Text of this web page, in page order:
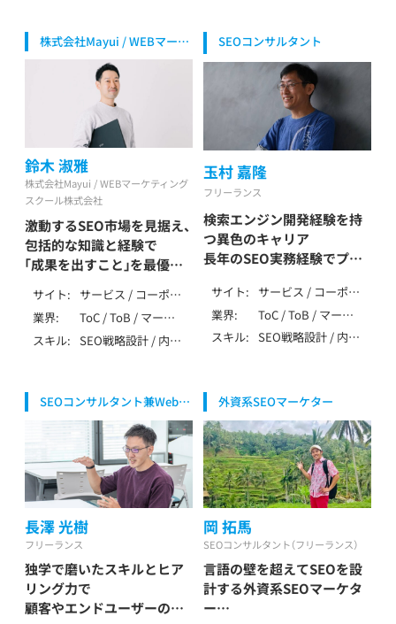
等） / 生活全般（不用
品・アパレル・家事） /
健康食品・ウォータ
ーサーバー / レンタ
ル / ブライダル（婚
活・式場・フォト） /
エンディング（葬儀・
墓・永代供養） / 医
療・健康・病院・クリ
ニック / 美容・脱毛・
サロン / ジム・フィ
ットネス / 金融・保
険・投資 / 不動産・住
宅・工務店 / 教育・学
習・スクール / 旅行・
観光・ホテル / エン
タメ・メディア / 求
人・転職・人材 / 士業
（弁護士・税理士・行
SaaS・ソフトウェ
ア・クラウド
ーカルSEO / DB・大
規模SEO / ペナルテ
ィ解除 / YMYL対応 /
特殊サイト対応 / デ
ータ分析（GA4・
Search Console） /
SEO内製化支援 / AI
活用 / LLMO / MEO
/ 広告 / SNS / アフ
ィリエイト / ベンチ
支援 / 上場企業支援
/ SEO歴7～9年 / そ
の他（特殊業務）
示板 / SPA/SSR/SSG
/ その他（特殊な仕
等） / 生活全般（不用
品・アパレル・家事） /
健康食品・ウォータ
ーサーバー / 飲食・
フード・レストラン /
介護・福祉 / 医療・健
康・病院・クリニック
金融・保険・投資 / 不
動産・住宅・工務店 /
エンタメ・メディア /
求人・転職・人材 / 士
業（弁護士・税理士・
行政書士・社労士等）
ア・クラウド
DB・大規模SEO / ペ
ナルティ解除 /
YMYL対応 / 特殊サ
イト対応 / データ分
析（GA4・Search
Console） / BIツール
/ SEO内製化支援 /
AI活用 / ベンチャー
支援 / 大手企業支援
/ 上場企業支援 /
SEO歴10年以上
株式会社Mayui / WEBマーケ
ティングスクール株式会社 代
表取締役社長
鈴木 淑雅
株式会社Mayui / WEBマーケティング
スクール株式会社
激動するSEO市場を見据え、
包括的な知識と経験で
「成果を出すこと」を最優先
鈴木 淑雅 / Suzuki
Yoshimasa
サイト
サービス / コーポレ
ート / ローカル / メ
ディア / アフィリエ
イト / EC / ポータ
業界
ToC / ToB / マーケ
ティング・IT・テクノ
ロジー / 生活全般
医療・健康・病院・ク
リニック / 美容・脱
毛・サロン / 金融・保
険・投資 / 不動産・住
宅・工務店 / 教育・学
習・スクール / 旅行・
観光・ホテル / エン
タメ・メディア / 求
人・転職・人材 / 士業
（弁護士・税理士・行
政書士・社労士等）
スキル
SEO戦略設計 / 内部
ーカルSEO / DB・大
規模SEO / ペナルテ
ィ解除 / YMYL対応 /
データ分析（GA4・
Search Console） /
AI活用 / LLMO /
MEO / 広告 / アフィ
リエイト / 大手企業
支援 / 上場企業支援
SEOコンサルタント
玉村 嘉隆
フリーランス
検索エンジン開発経験を持
つ異色のキャリア
長年のSEO実務経験でプロ
玉村 嘉隆 / Tamamura
Yoshitaka
サイト
サービス / コーポレ
ート / ローカル / メ
ディア / アフィリエ
イト / EC / ポータ
他（特殊な仕様）
業界
ToC / ToB / マーケ
ティング・IT・テクノ
ロジー / 製造・イン
活全般（不用品・アパ
ィング（葬儀・墓・永
代供養） / 飲食・フー
ド・レストラン / 介
護・福祉 / 医療・健
康・病院・クリニック
動産・住宅・工務店 /
エンタメ・メディア /
求人・転職・人材 / 士
業（弁護士・税理士・
スキル
SEO戦略設計 / 内部
ーカルSEO / DB・大
規模SEO / ペナルテ
ィ解除 / YMYL対応 /
特殊サイト対応 / デ
ータ分析（GA4・
Search Console） /
SEO内製化支援 / AI
SNS / アフィリエイ
/ 大手企業支援 / 上
場企業支援 / その他
SEOコンサルタント兼Webエ
ンジニア
長澤 光樹
フリーランス
独学で磨いたスキルとヒア
リング力で
顧客やエンドユーザーの満
外資系SEOマーケター
岡 拓馬
SEOコンサルタント（フリーランス）
言語の壁を超えてSEOを設
計する外資系SEOマーケタ
ー